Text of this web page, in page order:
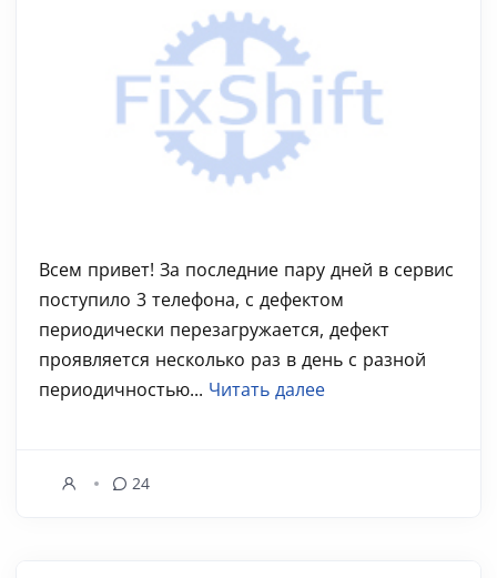
Всем привет! За последние пару дней в сервис
поступило 3 телефона, с дефектом
периодически перезагружается, дефект
проявляется несколько раз в день с разной
периодичностью... Читать далее
24